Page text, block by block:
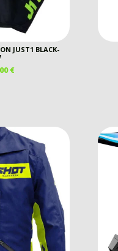
JUST1 BLACK-
€IL